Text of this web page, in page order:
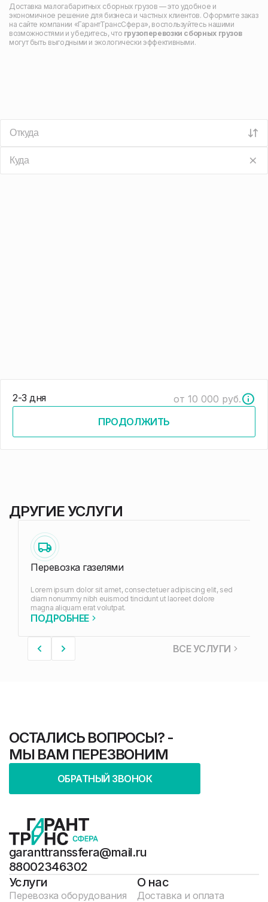
Доставка малогабаритных сборных грузов — это удобное и
экономичное решение для бизнеса и частных клиентов. Оформите заказ
на сайте компании «ГарантТрансСфера», воспользуйтесь нашими
возможностями и убедитесь, что грузоперевозки сборных грузов
могут быть выгодными и экологически эффективными.
2-3 дня
от 10 000 руб.
ПРОДОЛЖИТЬ
ДРУГИЕ УСЛУГИ
Перевозка газелями
Lorem ipsum dolor sit amet, consectetuer adipiscing elit, sed
diam nonummy nibh euismod tincidunt ut laoreet dolore
magna aliquam erat volutpat.
ПОДРОБНЕЕ
ВСЕ УСЛУГИ
ОСТАЛИСЬ ВОПРОСЫ? -
МЫ ВАМ ПЕРЕЗВОНИМ
ОБРАТНЫЙ ЗВОНОК
garanttranssfera@mail.ru
88002346302
Услуги
Перевозка оборудования
О нас
Доставка и оплата